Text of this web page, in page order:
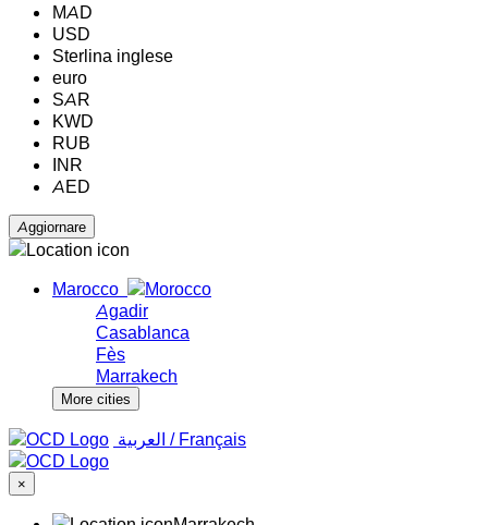
MAD
USD
Sterlina inglese
euro
SAR
KWD
RUB
INR
AED
Marocco
Agadir
Casablanca
Fès
Marrakech
More cities
‏العربية ‏ / Français
×